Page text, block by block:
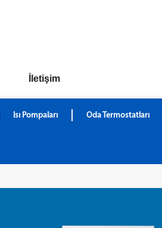
Isı Pompaları Oda Termostatları
İletişim